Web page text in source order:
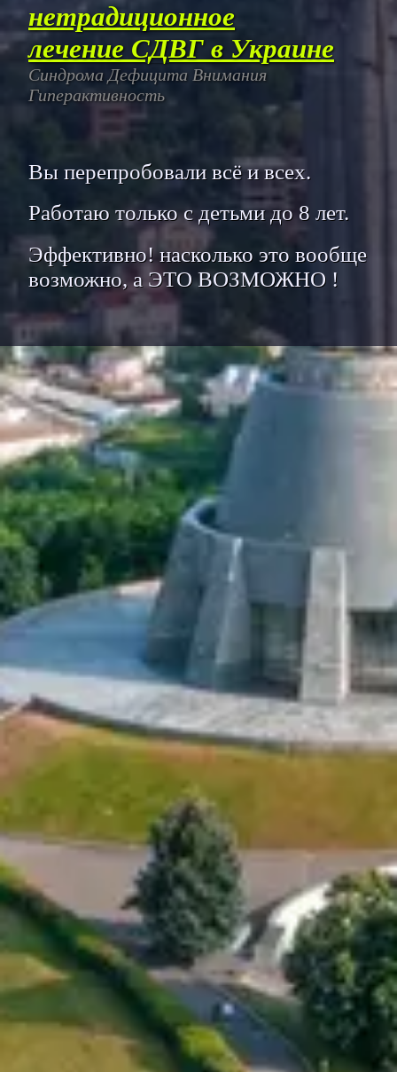
нетрадиционное
лечение СДВГ в Украине
Синдрома Дефицита Внимания
Гиперактивность
Вы перепробовали всё и всех.
Работаю только с детьми до 8 лет.
Эффективно! насколько это вообще
возможно, а ЭТО ВОЗМОЖНО !